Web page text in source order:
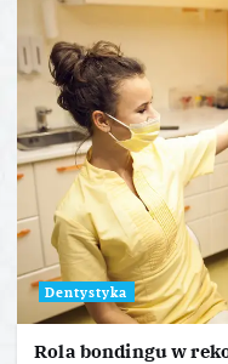
Dentystyka
Rola bondingu w